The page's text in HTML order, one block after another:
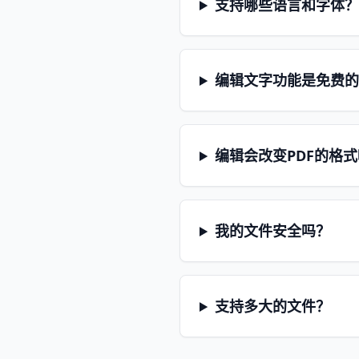
支持哪些语言和字体？
编辑文字功能是免费的
编辑会改变PDF的格式
我的文件安全吗？
支持多大的文件？